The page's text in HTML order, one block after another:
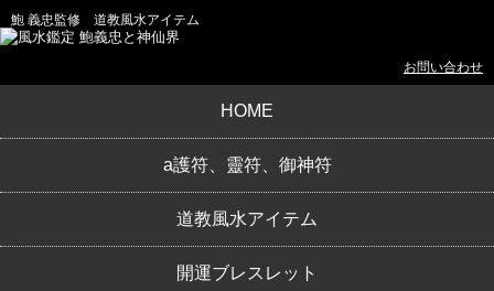
鮑 義忠監修 道教風水アイテム
お問い合わせ
HOME
a護符、靈符、御神符
道教風水アイテム
開運ブレスレット